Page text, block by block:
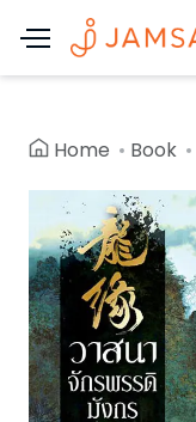
Home Book